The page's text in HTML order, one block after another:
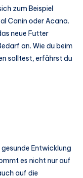
zum Beispiel
Canin oder Acana.
neue Futter
an. Wie du beim
solltest, erfährst du
Entwicklung
es nicht nur auf
auf die